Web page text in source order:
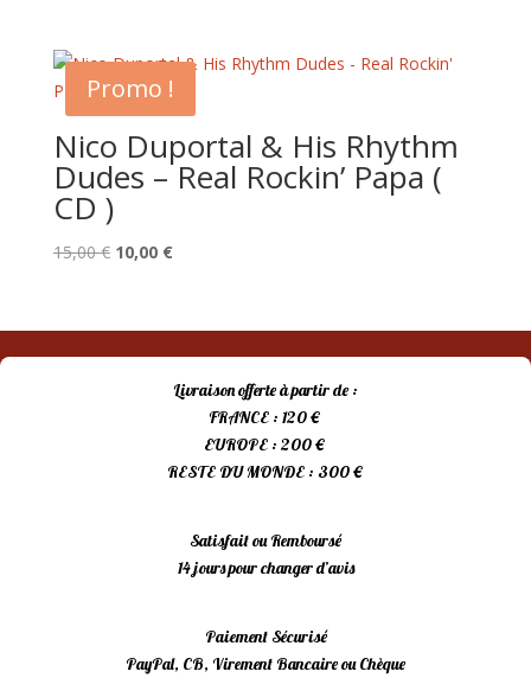
Promo !
Nico Duportal & His Rhythm
Dudes – Real Rockin’ Papa (
CD )
15,00€ Le
était :
15,00 €.
10,00 €Le
est :
10,00 €.
Livraison offerte à partir de :
FRANCE : 120 €
EUROPE : 200 €
RESTE DU MONDE : 300 €
Satisfait ou Remboursé
14 jours pour changer d’avis
Paiement Sécurisé
PayPal, CB, Virement Bancaire ou Chèque